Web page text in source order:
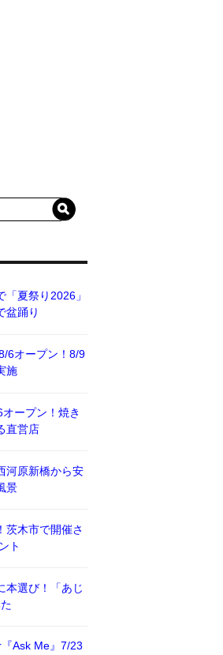
夏祭り2026」
盆踊り
6オープン！8/9
施
ープン！焼き
直営店
河原新橋から安
景
茨木市で開催さ
ト
本選び！「あじ
Ask Me』7/23